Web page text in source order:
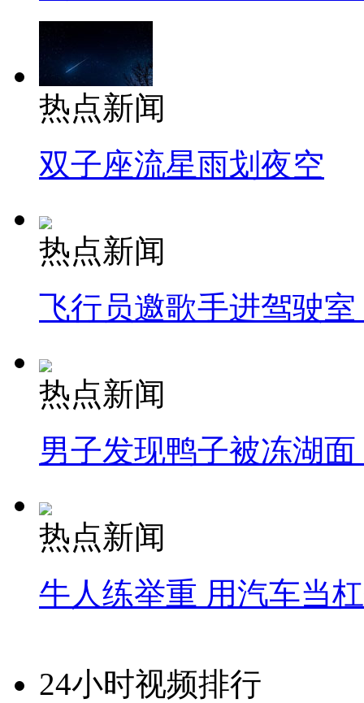
热点新闻
双子座流星雨划夜空
热点新闻
飞行员邀歌手进驾驶
热点新闻
男子发现鸭子被冻湖
热点新闻
牛人练举重 用汽车当
24小时视频排行